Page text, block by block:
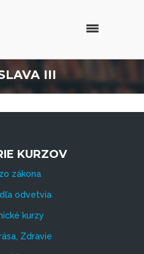
III
KURZOV
zákona
odvetvia
kurzy
Zdravie